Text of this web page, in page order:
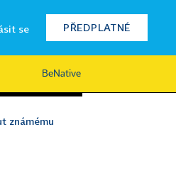
se PŘEDPLATNÉ
BeNative
známému